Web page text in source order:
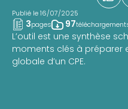
Publié le 16/07/2025
3pages 97
L’outil est une synthèse
moments clés à préparer
globale d’un CPE.